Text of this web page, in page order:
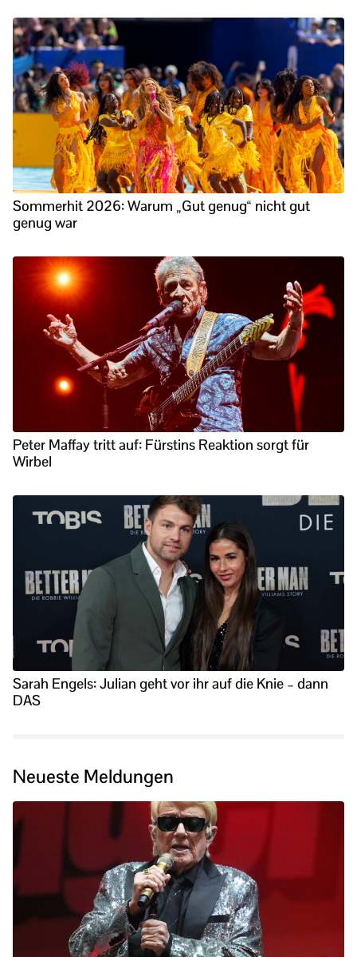
Sommerhit 2026: Warum „Gut genug“ nicht gut
genug war
Peter Maffay tritt auf: Fürstins Reaktion sorgt für
Wirbel
Sarah Engels: Julian geht vor ihr auf die Knie – dann
DAS
Neueste Meldungen